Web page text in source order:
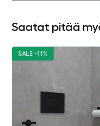
Saatat pitää
SALE -11%